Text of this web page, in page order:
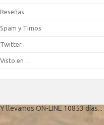
Reseñas
Spam y Timos
Twitter
Visto en …
Y llevamos ON-LINE 10853 días...